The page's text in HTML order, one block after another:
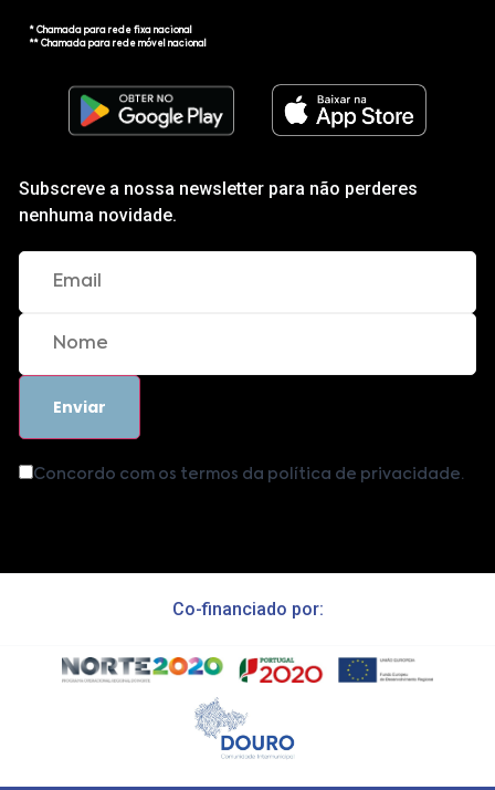
* Chamada para rede fixa nacional
** Chamada para rede móvel nacional
Subscreve a nossa newsletter para não perderes
nenhuma novidade.
Concordo com os termos da política de privacidade.
Co-financiado por: